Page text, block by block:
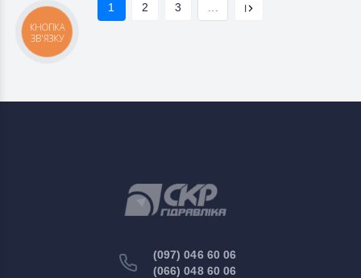
1 2 3
(097) 046 60 06
(066) 048 60 06
КНОПКА
ЗВ'ЯЗКУ